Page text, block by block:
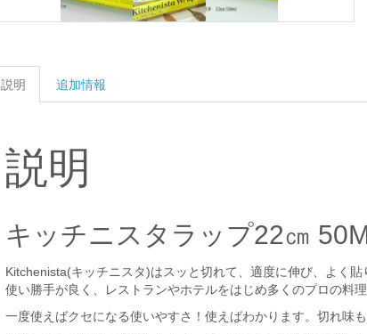
説明 追加情報
説明
キッチニスタラップ22㎝
Kitchenista(キッチニスタ)はスッと切れて、適度に伸び、よく貼
使い勝手が良く、レストランやホテルをはじめ多くのプロの料
一度使えばクセになる使いやすさ！使えばわかります。切れ味